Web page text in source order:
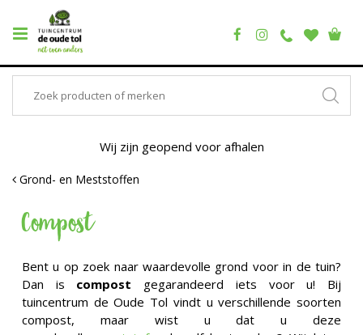
Wij zijn geopend voor afhalen
Grond- en Meststoffen
Compost
Bent u op zoek naar waardevolle grond voor in de tuin?
Dan is compost gegarandeerd iets voor u! Bij
tuincentrum de Oude Tol vindt u verschillende soorten
compost, maar wist u dat u deze